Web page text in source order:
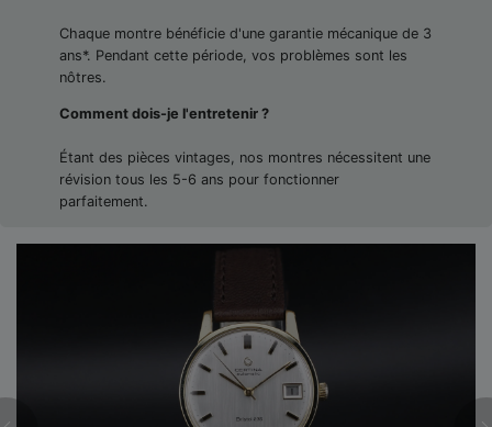
Chaque montre bénéficie d'une garantie mécanique de 3
ans*. Pendant cette période, vos problèmes sont les
nôtres.
Comment dois-je l'entretenir ?
Étant des pièces vintages, nos montres nécessitent une
révision tous les 5-6 ans pour fonctionner
parfaitement.